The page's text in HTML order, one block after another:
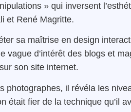
» qui inversent
et René Magritte.
sa maîtrise en design
vague d’intérêt des blogs et
son site internet.
il révéla les
était fier de la technique qu’il